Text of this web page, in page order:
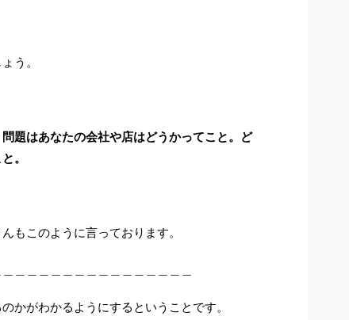
う。
題はあなたの会社や店はどうかってこと。ど
。
もこのように言っております。
かがわかるようにするということです。